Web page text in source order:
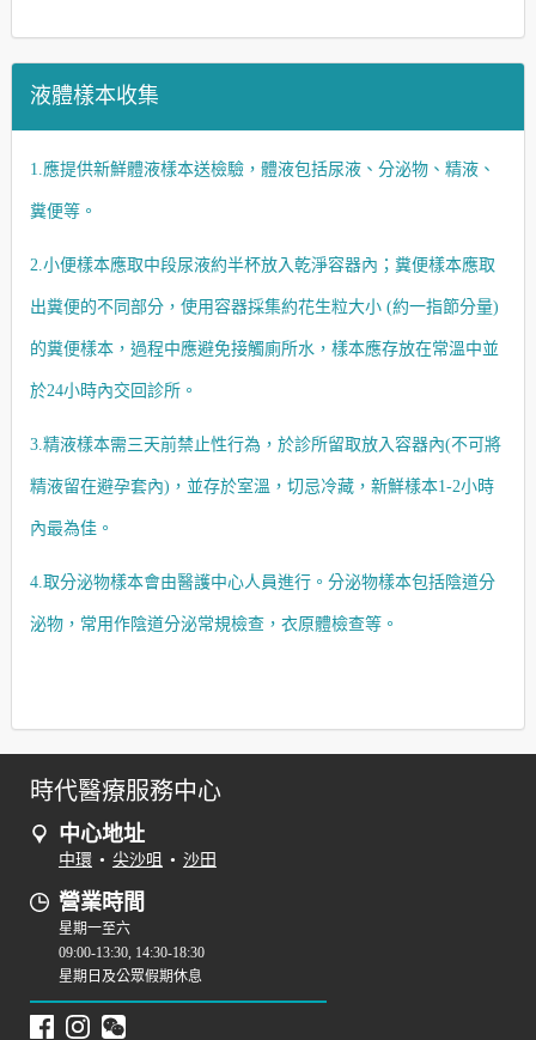
液體樣本收集
1.應提供新鮮體液樣本送檢驗，體液包括尿液、分泌物、精液、
糞便等。
2.小便樣本應取中段尿液約半杯放入乾淨容器內；糞便樣本應取
出糞便的不同部分，使用容器採集約花生粒大小(約一指節分量)
的糞便樣本，過程中應避免接觸廁所水，樣本應存放在常溫中並
於24小時內交回診所。
3.精液樣本需三天前禁止性行為，於診所留取放入容器內(不可將
精液留在避孕套內)，並存於室溫，切忌冷藏，新鮮樣本1-2小時
內最為佳。
4.取分泌物樣本會由醫護中心人員進行。分泌物樣本包括陰道分
泌物，常用作陰道分泌常規檢查，衣原體檢查等。
時代醫療服務中心
中心地址
中環 • 尖沙咀 • 沙田
營業時間
星期一至六
09:00-13:30, 14:30-18:30
星期日及公眾假期休息